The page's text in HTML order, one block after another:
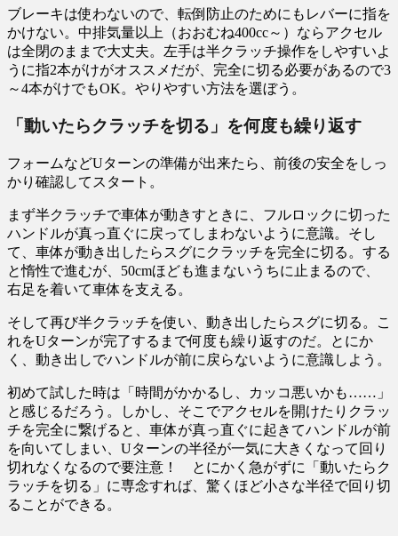
ブレーキは使わないので、転倒防止のためにもレバーに指を
かけない。中排気量以上（おおむね400cc～）ならアクセル
は全閉のままで大丈夫。左手は半クラッチ操作をしやすいよ
うに指2本がけがオススメだが、完全に切る必要があるので3
～4本がけでもOK。やりやすい方法を選ぼう。
「動いたらクラッチを切る」を何度も繰り返す
フォームなどUターンの準備が出来たら、前後の安全をしっ
かり確認してスタート。
まず半クラッチで車体が動きすときに、フルロックに切った
ハンドルが真っ直ぐに戻ってしまわないように意識。そし
て、車体が動き出したらスグにクラッチを完全に切る。する
と惰性で進むが、50cmほども進まないうちに止まるので、
右足を着いて車体を支える。
そして再び半クラッチを使い、動き出したらスグに切る。こ
れをUターンが完了するまで何度も繰り返すのだ。とにか
く、動き出しでハンドルが前に戻らないように意識しよう。
初めて試した時は「時間がかかるし、カッコ悪いかも……」
と感じるだろう。しかし、そこでアクセルを開けたりクラッ
チを完全に繋げると、車体が真っ直ぐに起きてハンドルが前
を向いてしまい、Uターンの半径が一気に大きくなって回り
切れなくなるので要注意！ とにかく急がずに「動いたらク
ラッチを切る」に専念すれば、驚くほど小さな半径で回り切
ることができる。